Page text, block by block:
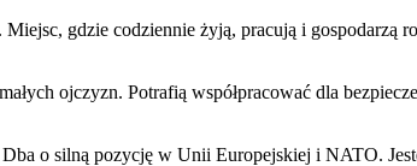
gdzie codziennie żyją, pracują i gospodarzą
ojczyzn. Potrafią współpracować dla
o silną pozycję w Unii Europejskiej i NATO.